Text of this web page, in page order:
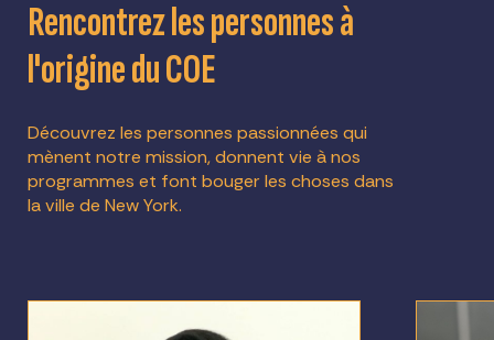
Rencontrez les personnes à
l'origine du COE
Découvrez les personnes passionnées qui
mènent notre mission, donnent vie à nos
programmes et font bouger les choses dans
la ville de New York.